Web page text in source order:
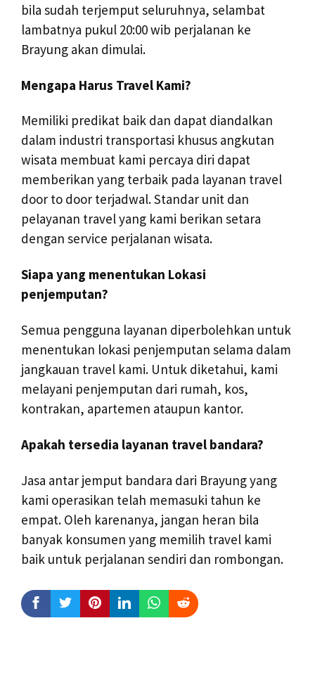
bila sudah terjemput seluruhnya, selambat
lambatnya pukul 20:00 wib perjalanan ke
Brayung akan dimulai.
Mengapa Harus Travel Kami?
Memiliki predikat baik dan dapat diandalkan
dalam industri transportasi khusus angkutan
wisata membuat kami percaya diri dapat
memberikan yang terbaik pada layanan travel
door to door terjadwal. Standar unit dan
pelayanan travel yang kami berikan setara
dengan service perjalanan wisata.
Siapa yang menentukan Lokasi
penjemputan?
Semua pengguna layanan diperbolehkan untuk
menentukan lokasi penjemputan selama dalam
jangkauan travel kami. Untuk diketahui, kami
melayani penjemputan dari rumah, kos,
kontrakan, apartemen ataupun kantor.
Apakah tersedia layanan travel bandara?
Jasa antar jemput bandara dari Brayung yang
kami operasikan telah memasuki tahun ke
empat. Oleh karenanya, jangan heran bila
banyak konsumen yang memilih travel kami
baik untuk perjalanan sendiri dan rombongan.